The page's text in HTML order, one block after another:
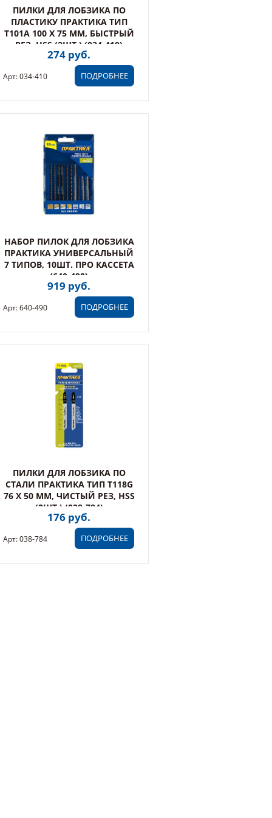
ПИЛКИ ДЛЯ ЛОБЗИКА ПО
ПЛАСТИКУ ПРАКТИКА ТИП
T101A 100 Х 75 ММ, БЫСТРЫЙ
РЕЗ, HSS (2ШТ.) (034-410)
274 руб.
ПОДРОБНЕЕ
Арт: 034-410
НАБОР ПИЛОК ДЛЯ ЛОБЗИКА
ПРАКТИКА УНИВЕРСАЛЬНЫЙ
7 ТИПОВ, 10ШТ. ПРО КАССЕТА
(640-490)
919 руб.
ПОДРОБНЕЕ
Арт: 640-490
ПИЛКИ ДЛЯ ЛОБЗИКА ПО
СТАЛИ ПРАКТИКА ТИП T118G
76 Х 50 ММ, ЧИСТЫЙ РЕЗ, HSS
(2ШТ.) (038-784)
176 руб.
ПОДРОБНЕЕ
Арт: 038-784